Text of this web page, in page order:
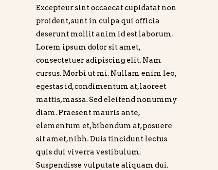
Excepteur sint occaecat cupidatat non
proident, sunt in culpa qui officia
deserunt mollit anim id est laborum.
Lorem ipsum dolor sit amet,
consectetuer adipiscing elit. Nam
cursus. Morbi ut mi. Nullam enim leo,
egestas id, condimentum at, laoreet
mattis, massa. Sed eleifend nonummy
diam. Praesent mauris ante,
elementum et, bibendum at, posuere
sit amet, nibh. Duis tincidunt lectus
quis dui viverra vestibulum.
Suspendisse vulputate aliquam dui.